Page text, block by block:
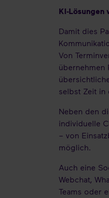
KI-Lösungen
Damit dies
Von
übernehmen
selbst Zeit in
Neben den
individuelle
– von
möglich.
Auch eine
Webchat,
Teams oder